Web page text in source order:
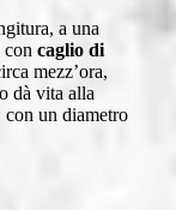
a una
con caglio di
mezz’ora,
dà vita alla
un diametro